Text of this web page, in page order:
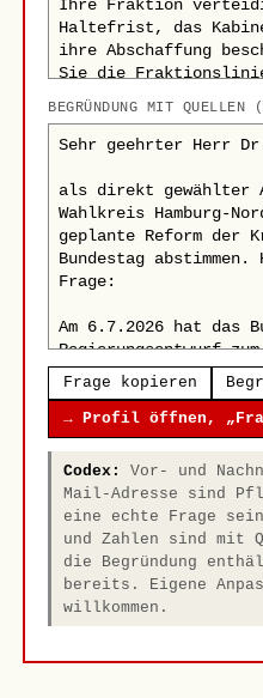
BEGRÜNDUNG MIT
Frage kopieren
→ Profil öffnen,
Codex:
Vor- und
Mail-Adresse sind
eine echte Frage
und Zahlen sind mit
die Begründung
bereits. Eigene
willkommen.